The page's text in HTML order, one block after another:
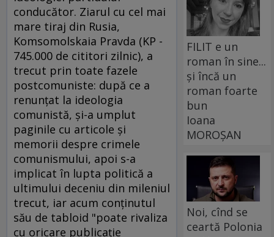
conducător. Ziarul cu cel mai
mare tiraj din Rusia,
Komsomolskaia Pravda (KP -
745.000 de cititori zilnic), a
trecut prin toate fazele
postcomuniste: după ce a
renunţat la ideologia
comunistă, şi-a umplut
paginile cu articole şi
memorii despre crimele
comunismului, apoi s-a
implicat în lupta politică a
ultimului deceniu din mileniul
trecut, iar acum conţinutul
său de tabloid "poate rivaliza
cu oricare publicaţie
FILIT e un
roman în sine...
și încă un
roman foarte
bun
Ioana
MOROȘAN
Noi, cînd se
ceartă Polonia